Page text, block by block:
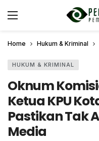
Home Hukum & Kriminal
HUKUM & KRIMINAL
Oknum
Ketua KPU
Pastikan Tak
Media